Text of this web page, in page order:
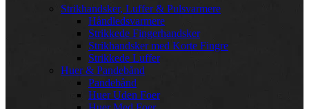
Strikhandsker, Luffer & Pulsvarmere
Håndledsvarmere
Strikkede Fingerhandsker
Strikhandsker med Korte Fingre
Strikkede Luffer
Huer & Pandebånd
Pandebånd
Huer Uden Foer